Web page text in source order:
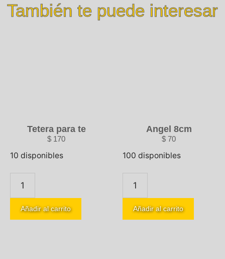
También te puede interesar
Tetera para te
$ 170
10 disponibles
Añadir al carrito
Angel 8cm
$ 70
100 disponibles
Añadir al carrito